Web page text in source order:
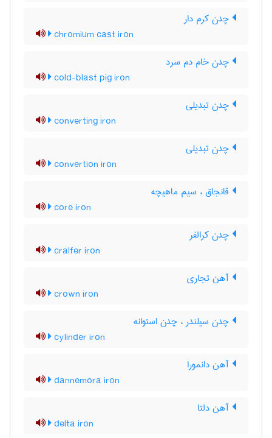
چدن کرم دار
chromium cast iron
چدن خام دم سرد
cold-blast pig iron
چدن تبدیلی
converting iron
چدن تبدیلی
convertion iron
قانجاق ، سیم ماهیچه
core iron
چدن کرالفر
cralfer iron
آهن تجاری
crown iron
چدن سیلندر ، چدن استوانه
cylinder iron
آهن دانمورا
dannemora iron
آهن دلتا
delta iron